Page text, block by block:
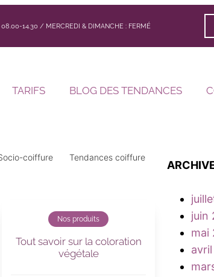
14.30 / MERCREDI & DIMANCHE : FERMÉ
TARIFS BLOG DES TENDANCES
coiffure
Tendances coiffure
Nos produits
Tout savoir sur la coloration
végétale
juin
mai